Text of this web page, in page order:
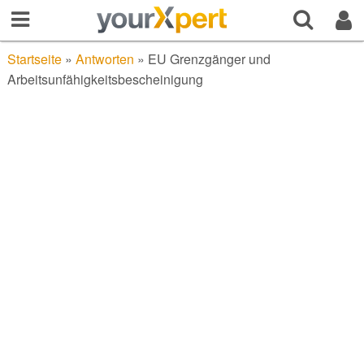
Startseite» Antworten » EU Grenzgänger und
Arbeitsunfähigkeitsbescheinigung